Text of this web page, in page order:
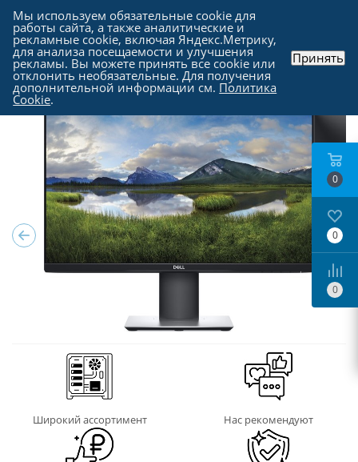
Каталог - Мониторы
Широкий ассортимент Нас рекомендуют
0
0
0
Мы используем обязательные cookie для
работы сайта, а также аналитические и
рекламные cookie, включая Яндекс.Метрику,
для анализа посещаемости и улучшения
рекламы. Вы можете принять все cookie или
отклонить необязательные. Для получения
дополнительной информации см. Политика
Cookie.
Принять